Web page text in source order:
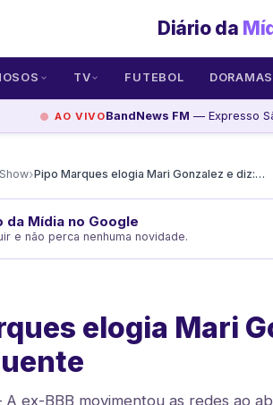
Diário da
TV FUTEBOL DORAMAS
AO VIVOBandNews FM — Expresso
› Pipo Marques elogia Mari Gonzalez e diz: Miami estava quente
da Mídia no Google
e não perca nenhuma novidade.
elogia Mari
ex-BBB movimentou as redes ao